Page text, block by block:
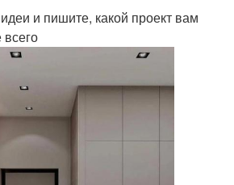
и пишите, какой проект вам